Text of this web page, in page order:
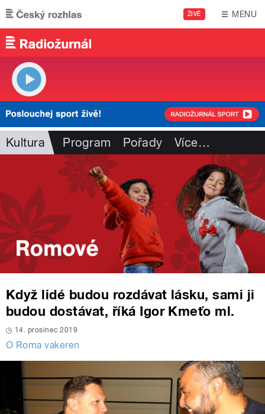
Přejít k hlavnímu obsahu
ŽIVĚ MENU
Kultura Program Pořady Více…
Když lidé budou rozdávat lásku, sami ji
budou dostávat, říká Igor Kmeťo ml.
14. prosinec 2019
O Roma vakeren